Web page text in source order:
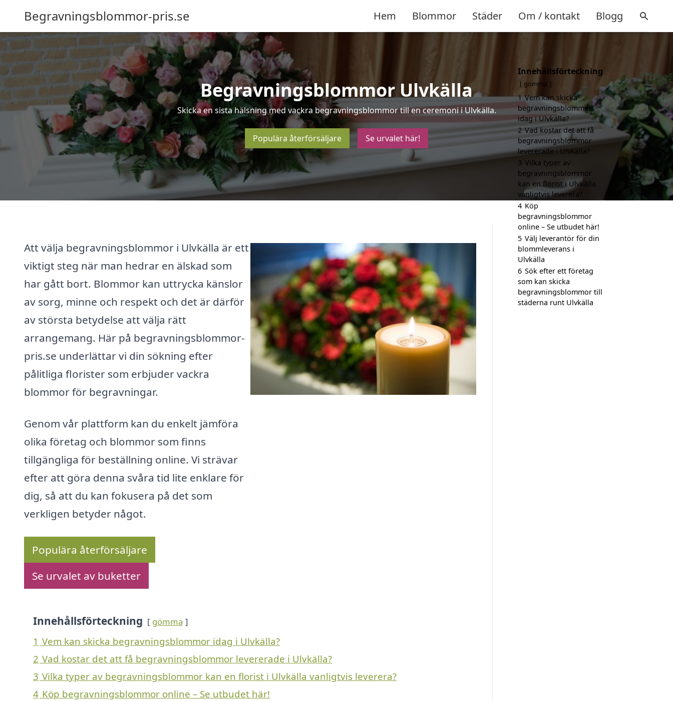
Begravningsblommor-pris.se Hem Blommor Städer Om / kontakt Blogg
Begravningsblommor Ulvkälla
Skicka en sista hälsning med vackra begravningsblommor till en ceremoni i Ulvkälla.
Populära återförsäljare Se urvalet här!
Att välja begravningsblommor i Ulvkälla är ett
viktigt steg när man hedrar en älskad som
har gått bort. Blommor kan uttrycka känslor
av sorg, minne och respekt och det är därför
av största betydelse att välja rätt
arrangemang. Här på begravningsblommor-
pris.se underlättar vi din sökning efter
pålitliga florister som erbjuder vackra
blommor för begravningar.
Genom vår plattform kan du enkelt jämföra
olika företag och blommor som finns
tillgängliga för beställning online. Vi strävar
efter att göra denna svåra tid lite enklare för
dig, så att du kan fokusera på det som
verkligen betyder något.
Populära återförsäljare
Se urvalet av buketter
Innehållsförteckning gömma
1 Vem kan skicka begravningsblommor idag i Ulvkälla?
2 Vad kostar det att få begravningsblommor levererade i Ulvkälla?
3 Vilka typer av begravningsblommor kan en florist i Ulvkälla vanligtvis leverera?
4 Köp begravningsblommor online – Se utbudet här!
Innehållsförteckning
gömma
1 Vem kan skicka
begravningsblommor
idag i Ulvkälla?
2 Vad kostar det att få
begravningsblommor
levererade i Ulvkälla?
3 Vilka typer av
begravningsblommor
kan en florist i Ulvkälla
vanligtvis leverera?
4 Köp
begravningsblommor
online – Se utbudet här!
5 Välj leverantör för din
blommleverans i
Ulvkälla
6 Sök efter ett företag
som kan skicka
begravningsblommor till
städerna runt Ulvkälla